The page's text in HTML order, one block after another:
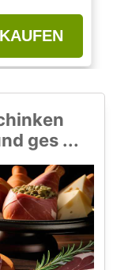
KAUFEN
ges ...